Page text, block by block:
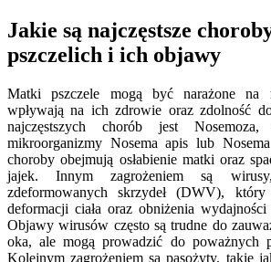
Jakie są najczęstsze
pszczelich i ich objawy
Matki pszczele mogą być narażone na
wpływają na ich zdrowie oraz zdolność
najczęstszych chorób jest Nosemoza,
mikroorganizmy Nosema apis lub
choroby obejmują osłabienie matki oraz
jajek. Innym zagrożeniem są
zdeformowanych skrzydeł (DWV),
deformacji ciała oraz obniżenia
Objawy wirusów często są trudne do
oka, ale mogą prowadzić do poważnych
Kolejnym zagrożeniem są pasożyty, takie